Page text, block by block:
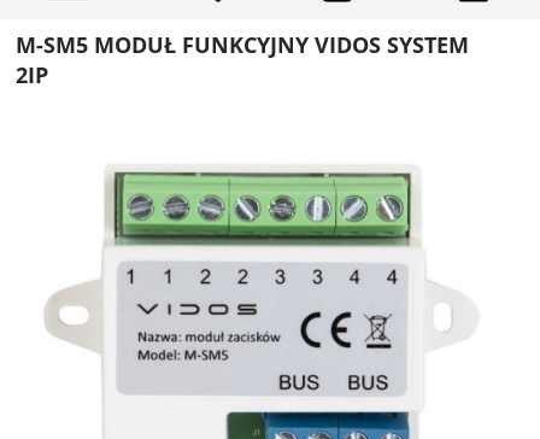
M-SM5 MODUŁ FUNKCYJNY VIDOS SYSTEM
2IP